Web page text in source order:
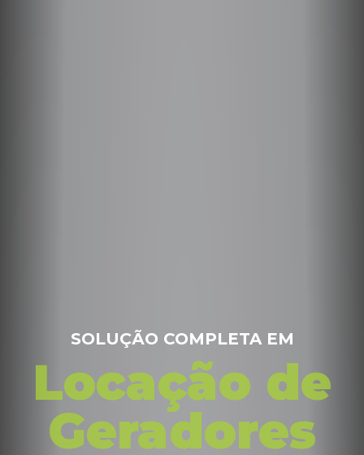
SOLUÇÃO COMPLETA EM
Locação de
Geradores